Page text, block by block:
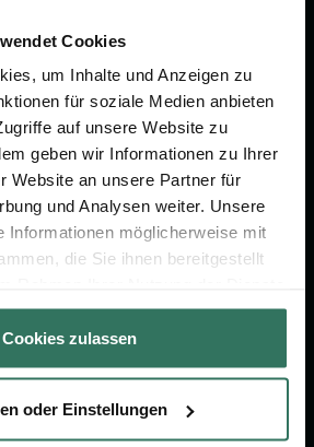
Cookies
um Inhalte und Anzeigen zu
für soziale Medien anbieten
auf unsere Website zu
geben wir Informationen zu Ihrer
Website an unsere Partner für
und Analysen weiter. Unsere
Informationen möglicherweise mit
die Sie ihnen bereitgestellt
Cookies zulassen
oder Einstellungen
beraten lassen
FÜR BESTATTER
Online-Portal
Kostenlos registrieren